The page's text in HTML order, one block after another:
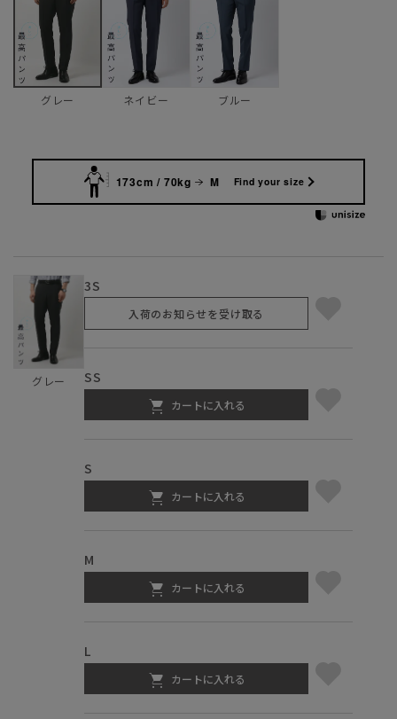
グレー ネイビー ブルー
173cm / 70kg M Find your size
グレー
3S
入荷のお知らせを受け取る
SS
カートに入れる
S
カートに入れる
M
カートに入れる
L
カートに入れる